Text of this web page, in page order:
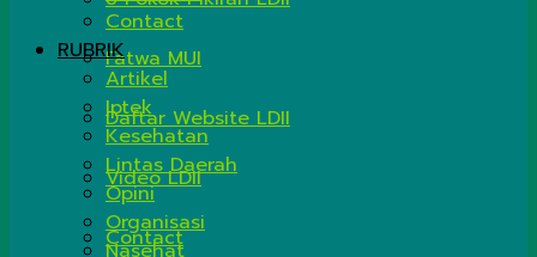
Fatwa MUI
Daftar Website LDII
Video LDII
Contact
Contact
RUBRIK
Artikel
Iptek
Kesehatan
Lintas Daerah
Opini
Organisasi
Nasehat